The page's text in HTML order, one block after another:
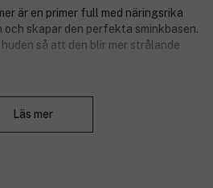
är en primer full med näringsrika
och skapar den perfekta sminkbasen.
så att den blir mer strålande
Läs mer